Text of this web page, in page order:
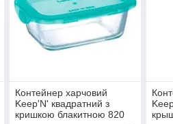
Контейнер харчовий
Keep'N' квадратний з
кришкою блакитною 820